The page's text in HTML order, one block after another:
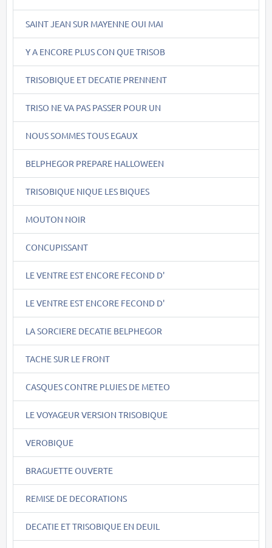
SAINT JEAN SUR MAYENNE OUI MAI
Y A ENCORE PLUS CON QUE TRISOB
TRISOBIQUE ET DECATIE PRENNENT
TRISO NE VA PAS PASSER POUR UN
NOUS SOMMES TOUS EGAUX
BELPHEGOR PREPARE HALLOWEEN
TRISOBIQUE NIQUE LES BIQUES
MOUTON NOIR
CONCUPISSANT
LE VENTRE EST ENCORE FECOND D'
LE VENTRE EST ENCORE FECOND D'
LA SORCIERE DECATIE BELPHEGOR
TACHE SUR LE FRONT
CASQUES CONTRE PLUIES DE METEO
LE VOYAGEUR VERSION TRISOBIQUE
VEROBIQUE
BRAGUETTE OUVERTE
REMISE DE DECORATIONS
DECATIE ET TRISOBIQUE EN DEUIL